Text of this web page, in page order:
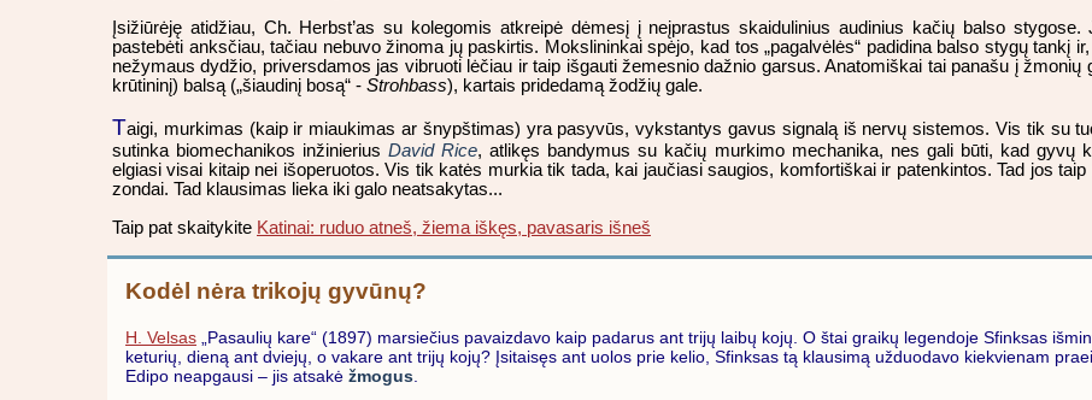
Įsižiūrėję atidžiau, Ch. Herbst’as su kolegomis atkreipė dėmesį į neįprastus skaidulinius audinius kačių balso stygose.
pastebėti anksčiau, tačiau nebuvo žinoma jų paskirtis. Mokslininkai spėjo, kad tos „pagalvėlės“ padidina balso stygų tankį
nežymaus dydžio, priversdamos jas vibruoti lėčiau ir taip išgauti žemesnio dažnio garsus. Anatomiškai tai panašu į žmonių
krūtininį) balsą („šiaudinį bosą“ - Strohbass), kartais pridedamą žodžių gale.
Taigi, murkimas (kaip ir miaukimas ar šnypštimas) yra pasyvūs, vykstantys gavus signalą iš nervų sistemos. Vis tik su
sutinka biomechanikos inžinieriusDavid Rice, atlikęs bandymus su kačių murkimo mechanika, nes gali būti, kad gyvų
elgiasi visai kitaip nei išoperuotos. Vis tik katės murkia tik tada, kai jaučiasi saugios, komfortiškai ir patenkintos. Tad jos
zondai. Tad klausimas lieka iki galo neatsakytas...
Taip pat skaitykite Katinai: ruduo atneš, žiema iškęs, pavasaris išneš
Kodėl nėra trikojų gyvūnų?
H. Velsas „Pasaulių kare“ (1897) marsiečius pavaizdavo kaip padarus ant trijų laibų kojų. O štai graikų legendoje Sfinksas
keturių, dieną ant dviejų, o vakare ant trijų kojų? Įsitaisęs ant uolos prie kelio, Sfinksas tą klausimą užduodavo kiekvienam
Edipo neapgausi – jis atsakė žmogus